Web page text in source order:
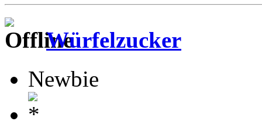
Würfelzucker
Newbie